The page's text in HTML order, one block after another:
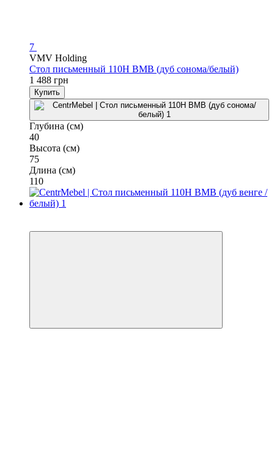
7
VMV Holding
Стол письменный 110H ВМВ (дуб сонома/белый)
1 488 грн
Купить
Глубина (см)
40
Высота (см)
75
Длина (см)
110